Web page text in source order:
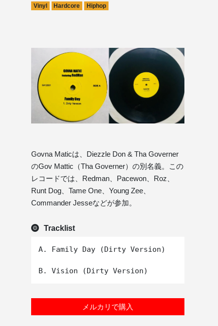
Vinyl Hardcore Hiphop
Govna Maticは、Diezzle Don & Tha Governer
のGov Mattic（Tha Governer）の別名義。この
レコードでは、Redman、Pacewon、Roz、
Runt Dog、Tame One、Young Zee、
Commander Jesseなどが参加。
Tracklist
A. Family Day (Dirty Version)
メルカリで購入